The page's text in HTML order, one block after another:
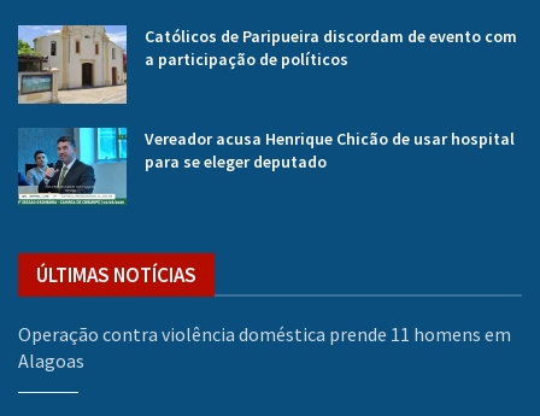
Católicos de Paripueira discordam de evento com
a participação de políticos
Vereador acusa Henrique Chicão de usar hospital
para se eleger deputado
ÚLTIMAS NOTÍCIAS
Operação contra violência doméstica prende 11 homens em
Alagoas